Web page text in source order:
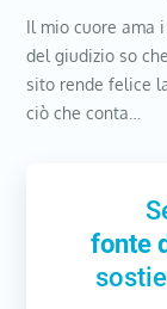
Il mio cuore ama
del giudizio so
sito rende felice
ciò che conta…
fonte